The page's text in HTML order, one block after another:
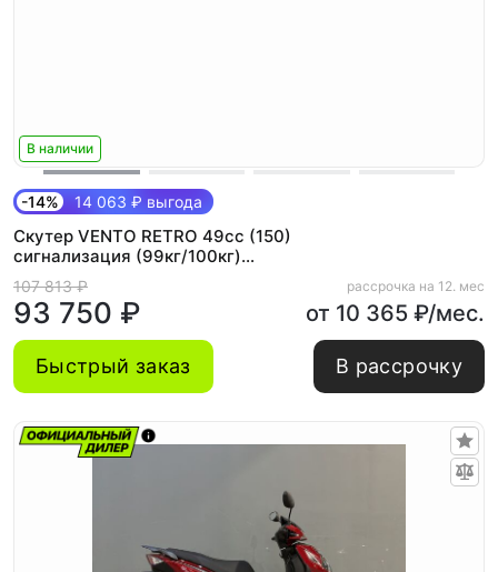
В наличии
-14% 14 063 ₽ выгода
Скутер VENTO RETRO 49cc (150)
сигнализация (99кг/100кг)
(BLUE/WHITE/RED (Франция))
107 813 ₽
93 750 ₽
рассрочка на 12. мес
от 10 365 ₽/мес.
Быстрый заказ В рассрочку